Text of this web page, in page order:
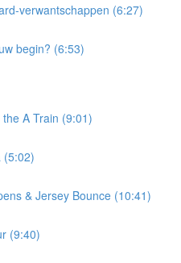
verwantschappen (6:27)
begin? (6:53)
A Train (9:01)
(5:02)
& Jersey Bounce (10:41)
(9:40)